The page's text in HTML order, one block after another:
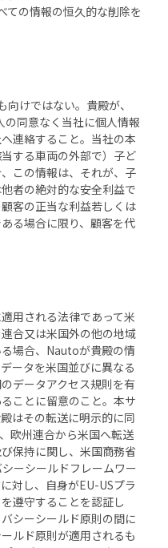
ての情報の恒久的な削除を
けではない。貴殿が、
同意なく当社に個人情報
連絡すること。当社の本
する車両の外部で）子ど
この情報は、それが、子
者の絶対的な安全利益で
客の正当な利益若しくは
る場合に限り、顧客を代
用される法律であって米
合又は米国外の他の地域
場合、Nautoが貴殿の情
ータを米国並びに異なる
データアクセス規則を有
ことに留意のこと。本サ
はその転送に明示的に同
欧州連合から米国へ転送
保持に関し、米国商務省
ーシールドフレームワー
対し、自身がEU-USプラ
遵守することを認証し
シーシールド原則の間に
ルド原則が適用されるも